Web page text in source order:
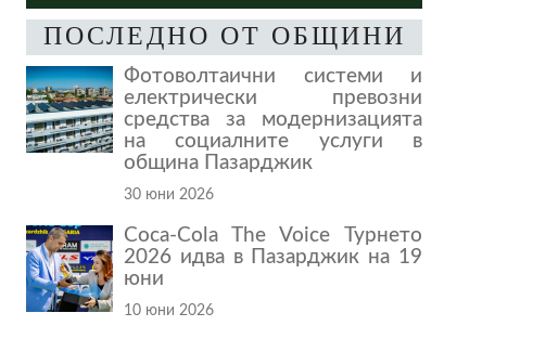
ПОСЛЕДНО ОТ ОБЩИНИ
Фотоволтаични системи и
електрически превозни
средства за модернизацията
на социалните услуги в
община Пазарджик
30 юни 2026
Coca-Cola The Voice Турнето
2026 идва в Пазарджик на 19
юни
10 юни 2026